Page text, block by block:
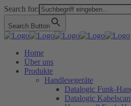
Search for:
Search Button
Home
Über uns
Produkte
Handlesegeräte
Datalogic Funk-
Datalogic